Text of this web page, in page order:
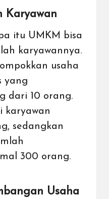
Karyawan
itu UMKM bisa
karyawannya.
usaha
yang
dari 10 orang.
karyawan
sedangkan
300 orang.
Usaha